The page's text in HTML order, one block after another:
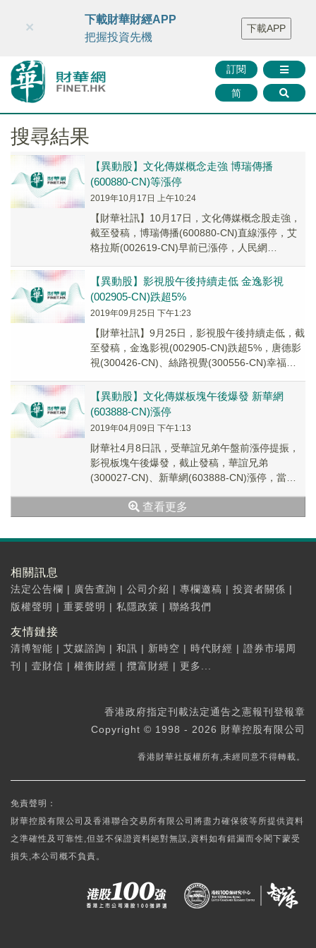
財華智庫網 FINTV FINMETA 財華證券 媒體矩陣
智庫沙龍
聯絡我們
訂閱
简
×
下載財華財經APP
把握投資先機
下載APP
搜尋結果
【異動股】文化傳媒概念走強 博瑞傳播
(600880-CN)等漲停
2019年10月17日 上午10:24
【財華社訊】10月17日，文化傳媒概念股走強，
截至發稿，博瑞傳播(600880-CN)直線漲停，艾
格拉斯(002619-CN)早前已漲停，人民網
【異動股】影視股午後持續走低 金逸影視
(002905-CN)跌超5%
2019年09月25日 下午1:23
【財華社訊】9月25日，影視股午後持續走低，截
至發稿，金逸影視(002905-CN)跌超5%，唐德影
視(300426-CN)、絲路視覺(300556-CN)幸福藍
【異動股】文化傳媒板塊午後爆發 新華網
(603888-CN)漲停
2019年04月09日 下午1:13
財華社4月8日訊，受華誼兄弟午盤前漲停提振，
影視板塊午後爆發，截止發稿，華誼兄弟
(300027-CN)、新華網(603888-CN)漲停，當代
查看更多
相關訊息
法定公告欄 | 廣告查詢 | 公司介紹 | 專欄邀稿 | 投資者關係 |
版權聲明 | 重要聲明 | 私隱政策 | 聯絡我們
友情鏈接
清博智能 | 艾媒諮詢 | 和訊 | 新時空 | 時代財經 | 證券市場周
刊
| 壹財信 | 權衡財經 | 攬富財經 | 更多...
香港政府指定刊載法定通告之憲報刊登報章
Copyright © 1998 - 2026 財華控股有限公司
香港財華社版權所有,未經同意不得轉載。
免責聲明：
財華控股有限公司及香港聯合交易所有限公司將盡力確保彼等所提供資料
之準確性及可靠性,但並不保證資料絕對無誤,資料如有錯漏而令閣下蒙受
損失,本公司概不負責。